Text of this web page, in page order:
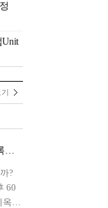
Unit
기
[신간]은퇴연옥…김경록의 은퇴 후 삶의 나침반
?
60
옥도